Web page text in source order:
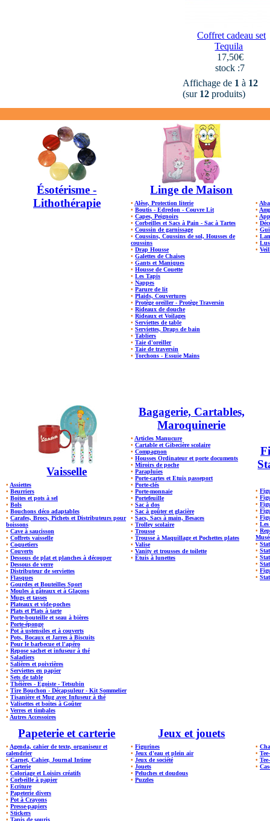
Coffret cadeau set
Tequila
17,50€
stock :7
Affichage de 1 à 12
(sur 12 produits)
Ésotérisme -
Lithothérapie
Linge de Maison
• Alèse, Protection literie
• Boutis - Edredon - Couvre Lit
• Capes, Peignoirs
• Corbeilles et Sacs à Pain - Sac à Tartes
• Coussin de garnissage
• Coussins, Coussins de sol, Housses de
coussins
• Drap Housse
• Galettes de Chaises
• Gants et Maniques
• Housse de Couette
• Les Tapis
• Nappes
• Parure de lit
• Plaids, Couvertures
• Protège oreiller - Protège Traversin
• Rideaux de douche
• Rideaux et Voilages
• Serviettes de table
• Serviettes, Draps de bain
• Tabliers
• Taie d'oreiller
• Taie de traversin
• Torchons - Essuie Mains
•
•
•
•
•
•
•
•
Vaisselle
• Assiettes
• Beurriers
• Boites et pots à sel
• Bols
• Bouchons déco adaptables
• Carafes, Brocs, Pichets et Distributeurs pour
boissons
• Cave à saucisson
• Coffrets vaisselle
• Coquetiers
• Couverts
• Dessous de plat et planches à découper
• Dessous de verre
• Distributeur de serviettes
• Flasques
• Gourdes et Bouteilles Sport
• Moules à gâteaux et à Glaçons
• Mugs et tasses
• Plateaux et vide-poches
• Plats et Plats à tarte
• Porte-bouteille et seau à bières
• Porte-éponge
• Pot à ustensiles et à couverts
• Pots, Bocaux et Jarres à Biscuits
• Pour le barbecue et l'apéro
• Repose sachet et infuseur à thé
• Saladiers
• Salières et poivrières
• Serviettes en papier
• Sets de table
• Théières - Egoiste - Tetsubin
• Tire Bouchon - Décapsuleur - Kit Sommelier
• Tisanière et Mug avec Infuseur à thé
• Valisettes et boites à Goûter
• Verres et timbales
• Autres Accessoires
Bagagerie, Cartables,
Maroquinerie
• Articles Manucure
• Cartable et Gibecière scolaire
• Compagnon
• Housses Ordinateur et porte documents
• Miroirs de poche
• Parapluies
• Porte-cartes et Etuis passeport
• Porte-clés
• Porte-monnaie
• Portefeuille
• Sac à dos
• Sac à goûter et glacière
• Sacs, Sacs à main, Besaces
• Trolley scolaire
• Trousse
• Trousse à Maquillage et Pochettes plates
• Valise
• Vanity et trousses de toilette
• Étuis à lunettes
•
•
•
•
•
•
•
•
•
•
•
•
•
Papeterie et carterie
• Agenda, cahier de texte, organiseur et
calendrier
• Carnet, Cahier, Journal Intime
• Carterie
• Coloriage et Loisirs créatifs
• Corbeille à papier
• Ecriture
• Papeterie divers
• Pot à Crayons
• Presse-papiers
• Stickers
• Tapis de souris
Jeux et jouets
• Figurines
• Jeux d'eau et plein air
• Jeux de société
• Jouets
• Peluches et doudous
• Puzzles
•
•
•
•